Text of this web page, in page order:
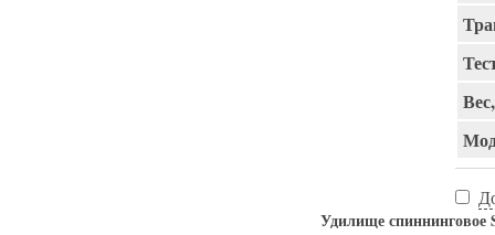
Удилище спиннинговое